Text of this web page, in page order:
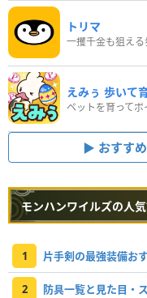
トリマ
一攫千金も狙え
えみぅ 歩いて
おすす
モンハンワイルズの人
1 片手剣の最強装備お
2 防具一覧と見た目・